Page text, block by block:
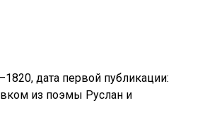
дата первой публикации:
из поэмы Руслан и